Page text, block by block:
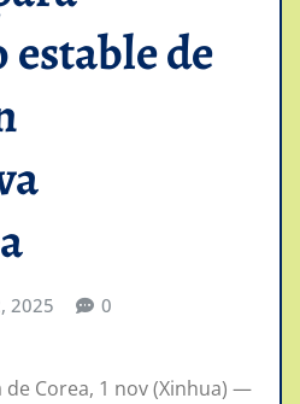
de
2025 0
de Corea, 1 nov (Xinhua) —